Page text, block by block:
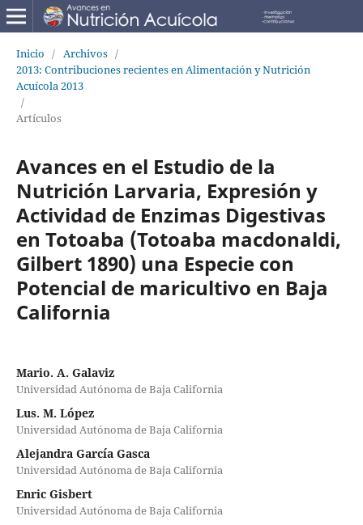
Inicio / Archivos /
2013: Contribuciones recientes en Alimentación y Nutrición
Acuícola 2013
/
Artículos
Avances en el Estudio de la
Nutrición Larvaria, Expresión y
Actividad de Enzimas Digestivas
en Totoaba (Totoaba macdonaldi,
Gilbert 1890) una Especie con
Potencial de maricultivo en Baja
California
Mario. A. Galaviz
Universidad Autónoma de Baja California
Lus. M. López
Universidad Autónoma de Baja California
Alejandra García Gasca
Universidad Autónoma de Baja California
Enric Gisbert
Universidad Autónoma de Baja California